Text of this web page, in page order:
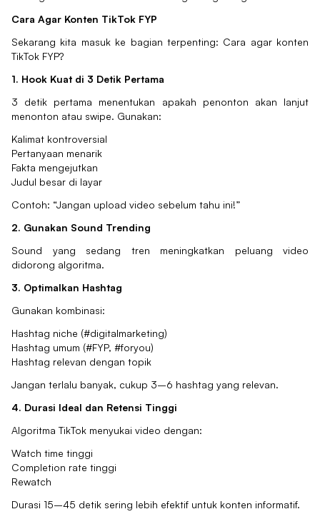
Cara Agar Konten TikTok FYP
Sekarang kita masuk ke bagian terpenting: Cara agar konten
TikTok FYP?
1. Hook Kuat di 3 Detik Pertama
3 detik pertama menentukan apakah penonton akan lanjut
menonton atau swipe. Gunakan:
Kalimat kontroversial
Pertanyaan menarik
Fakta mengejutkan
Judul besar di layar
Contoh: “Jangan upload video sebelum tahu ini!”
2. Gunakan Sound Trending
Sound yang sedang tren meningkatkan peluang video
didorong algoritma.
3. Optimalkan Hashtag
Gunakan kombinasi:
Hashtag niche (#digitalmarketing)
Hashtag umum (#FYP, #foryou)
Hashtag relevan dengan topik
Jangan terlalu banyak, cukup 3–6 hashtag yang relevan.
4. Durasi Ideal dan Retensi Tinggi
Algoritma TikTok menyukai video dengan:
Watch time tinggi
Completion rate tinggi
Rewatch
Durasi 15–45 detik sering lebih efektif untuk konten informatif.